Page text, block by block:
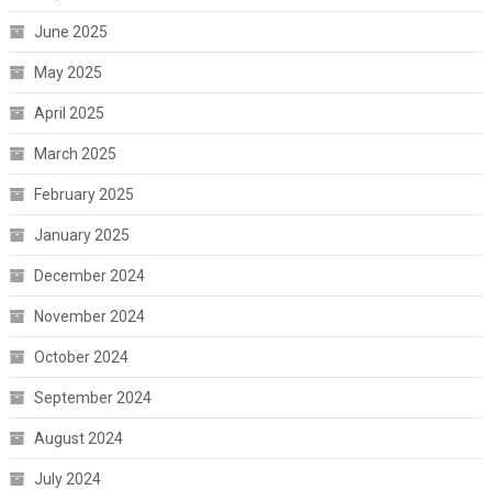
June 2025
May 2025
April 2025
March 2025
February 2025
January 2025
December 2024
November 2024
October 2024
September 2024
August 2024
July 2024